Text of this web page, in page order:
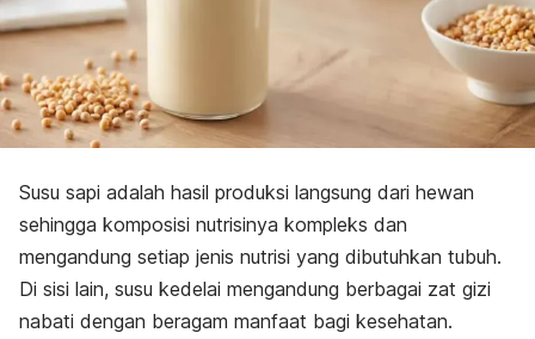
Susu sapi adalah hasil produksi langsung dari hewan
sehingga komposisi nutrisinya kompleks dan
mengandung setiap jenis nutrisi yang dibutuhkan tubuh.
Di sisi lain, susu kedelai mengandung berbagai zat gizi
nabati dengan beragam manfaat bagi kesehatan.